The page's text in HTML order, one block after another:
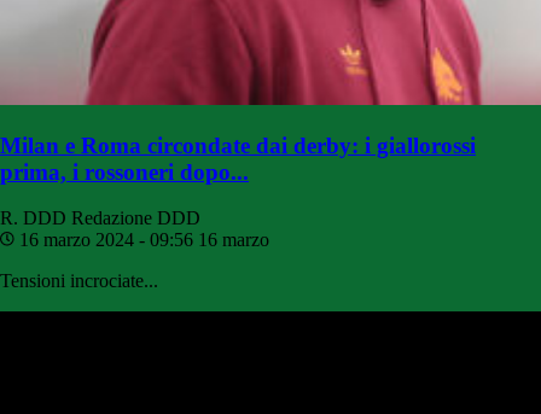
Milan e Roma circondate dai derby: i giallorossi
prima, i rossoneri dopo...
R. DDD Redazione DDD
16 marzo 2024 - 09:56 16 marzo
Tensioni incrociate...